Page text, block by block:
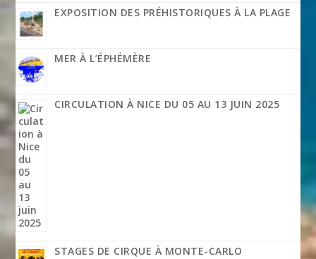
EXPOSITION DES PRÉHISTORIQUES À LA PLAGE
MER À L’ÉPHÉMÈRE
CIRCULATION À NICE DU 05 AU 13 JUIN 2025
STAGES DE CIRQUE À MONTE-CARLO